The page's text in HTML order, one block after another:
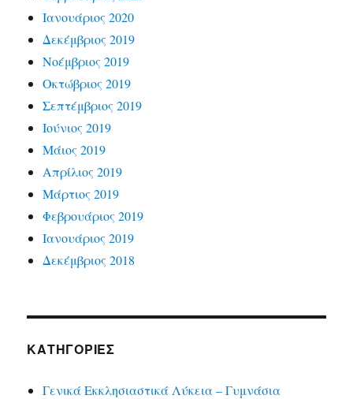
Ιανουάριος 2020
Δεκέμβριος 2019
Νοέμβριος 2019
Οκτώβριος 2019
Σεπτέμβριος 2019
Ιούνιος 2019
Μάιος 2019
Απρίλιος 2019
Μάρτιος 2019
Φεβρουάριος 2019
Ιανουάριος 2019
Δεκέμβριος 2018
KΑΤΗΓΟΡΊΕΣ
Γενικά Εκκλησιαστικά Λύκεια – Γυμνάσια